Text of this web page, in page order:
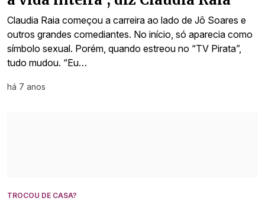
Claudia Raia começou a carreira ao lado de Jô Soares e
outros grandes comediantes. No início, só aparecia como
símbolo sexual. Porém, quando estreou no “TV Pirata”,
tudo mudou. “Eu…
há 7 anos
TROCOU DE CASA?